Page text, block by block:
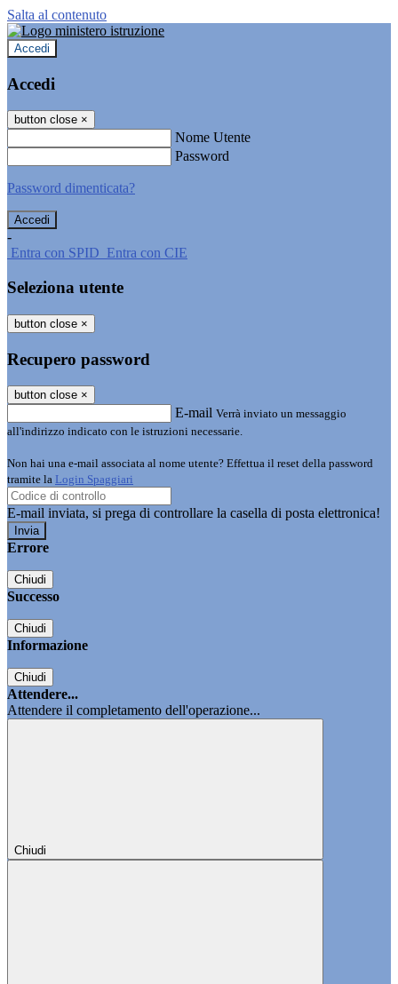
Salta al contenuto
Accedi
Accedi
button close ×
Nome Utente
Password
Password dimenticata?
-
Entra con SPID Entra con CIE
Seleziona utente
button close ×
Recupero password
button close ×
E-mail Verrà inviato un messaggio
all'indirizzo indicato con le istruzioni necessarie.
Non hai una e-mail associata al nome utente? Effettua il reset della password
tramite la Login Spaggiari
E-mail inviata, si prega di controllare la casella di posta elettronica!
Errore
Chiudi
Successo
Chiudi
Informazione
Chiudi
Attendere...
Attendere il completamento dell'operazione...
Chiudi